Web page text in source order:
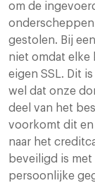
om de
gestolen. Bij
niet omdat elke
eigen SSL. Dit
wel dat onze
deel van het
voorkomt dit en
naar het
beveiligd is
persoonlijke